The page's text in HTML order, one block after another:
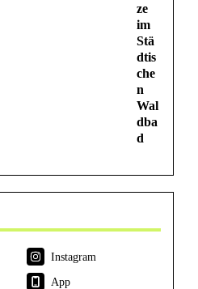
ze
im
Stä
dtis
che
n
Wal
dba
d
Instagram
App